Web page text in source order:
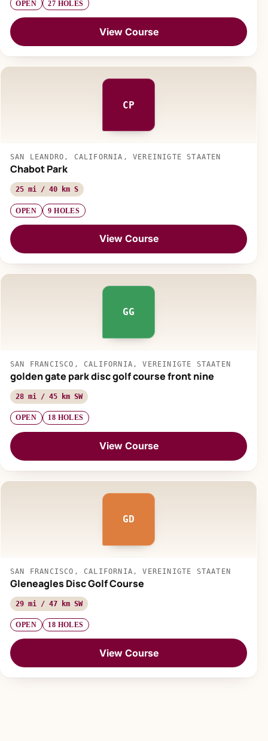
OPEN 27 HOLES
View Course
CP
SAN LEANDRO, CALIFORNIA, VEREINIGTE STAATEN
Chabot Park
25 mi / 40 km S
OPEN 9 HOLES
View Course
GG
SAN FRANCISCO, CALIFORNIA, VEREINIGTE STAATEN
golden gate park disc golf course front nine
28 mi / 45 km SW
OPEN 18 HOLES
View Course
GD
SAN FRANCISCO, CALIFORNIA, VEREINIGTE STAATEN
Gleneagles Disc Golf Course
29 mi / 47 km SW
OPEN 18 HOLES
View Course